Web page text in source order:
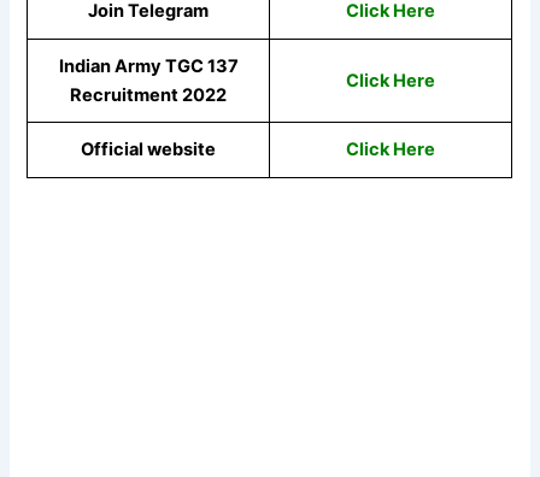
Join Telegram Click Here
Indian Army TGC 137
Recruitment 2022
Click Here
Official website Click Here